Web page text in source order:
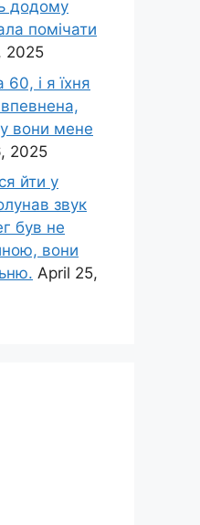
додому
помічати
2025
і я їхня
вони мене
2025
йти у
звук
був не
вони
April 25,